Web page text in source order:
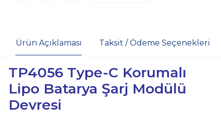
Ürün Açıklaması Taksit / Ödeme Seçenekleri
TP4056 Type-C Korumalı
Lipo Batarya Şarj Modülü
Devresi